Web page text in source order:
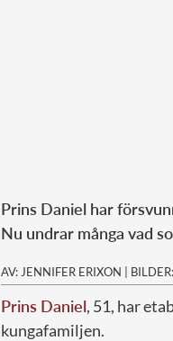
Prins Daniel har
Nu undrar många vad
AV: JENNIFER ERIXON |
Prins Daniel, 51, har
kungafamiljen.